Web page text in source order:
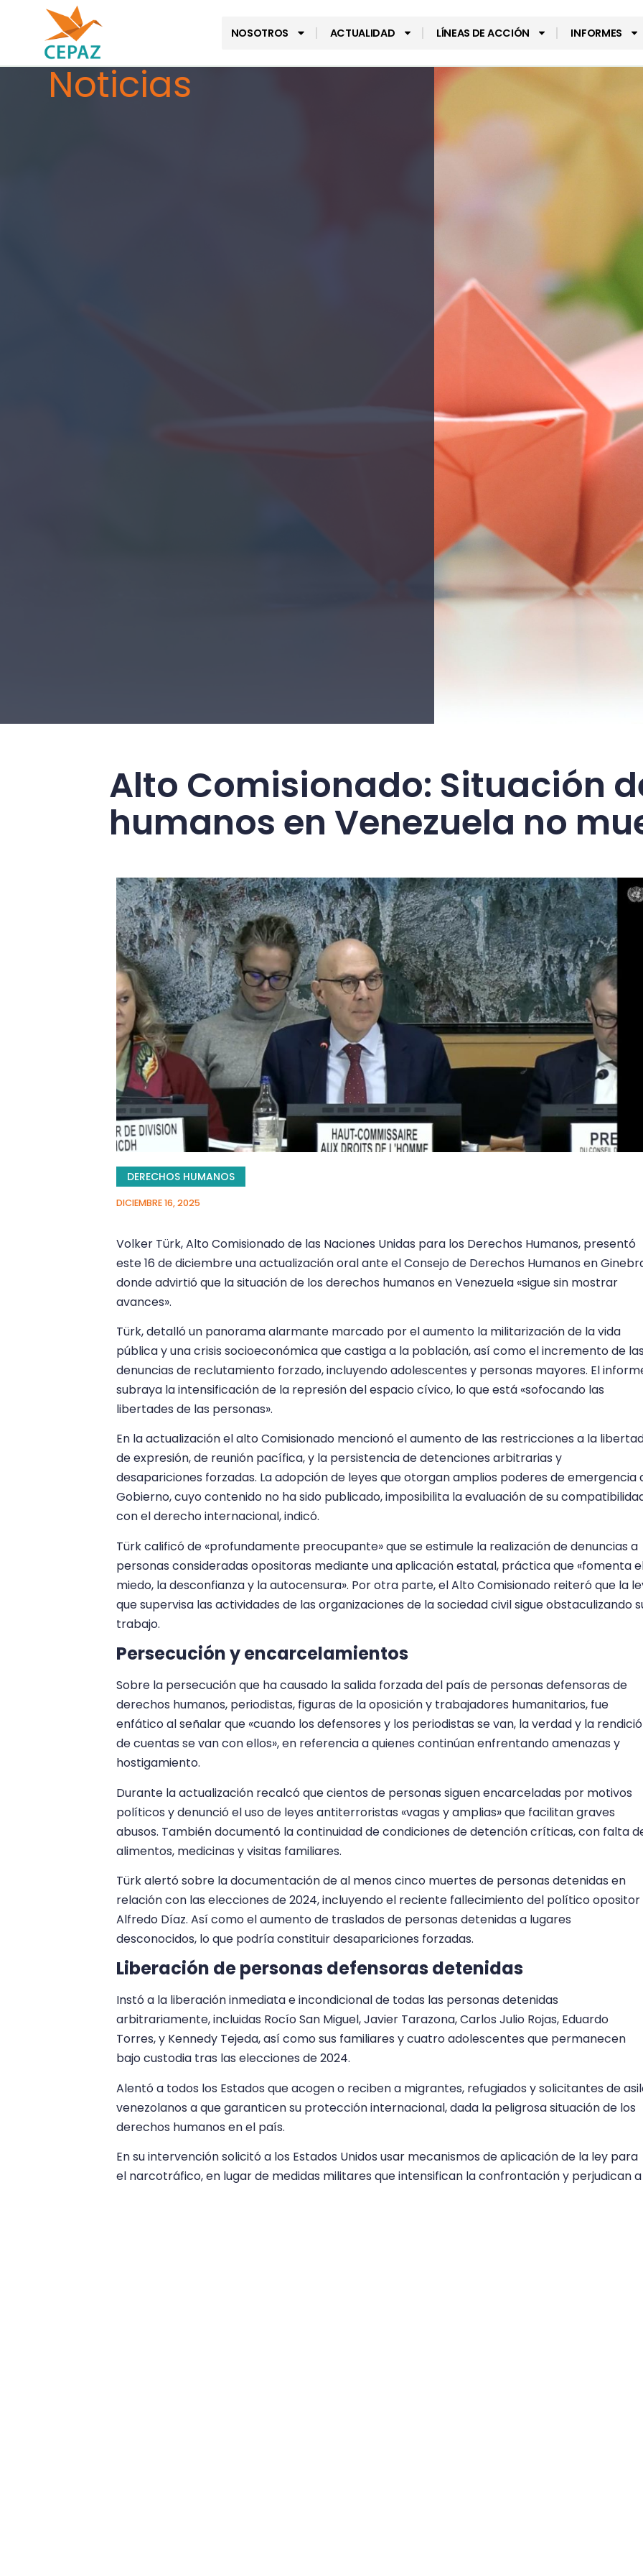
NOSOTROS ACTUALIDAD LÍNEAS DE ACCIÓN INFORMES
Noticias
Alto Comisionado: Situación
humanos en Venezuela no
DERECHOS HUMANOS
DICIEMBRE 16, 2025
Volker Türk, Alto Comisionado de las Naciones Unidas para los Derechos Humanos, presentó
este 16 de diciembre una actualización oral ante el Consejo de Derechos Humanos en
donde advirtió que la situación de los derechos humanos en Venezuela «sigue sin mostrar
avances».
Türk, detalló un panorama alarmante marcado por el aumento la militarización de la vida
pública y una crisis socioeconómica que castiga a la población, así como el incremento de
denuncias de reclutamiento forzado, incluyendo adolescentes y personas mayores. El
subraya la intensificación de la represión del espacio cívico, lo que está «sofocando las
libertades de las personas».
En la actualización el alto Comisionado mencionó el aumento de las restricciones a la
de expresión, de reunión pacífica, y la persistencia de detenciones arbitrarias y
desapariciones forzadas. La adopción de leyes que otorgan amplios poderes de emergencia
Gobierno, cuyo contenido no ha sido publicado, imposibilita la evaluación de su
con el derecho internacional, indicó.
Türk calificó de «profundamente preocupante» que se estimule la realización de denuncias a
personas consideradas opositoras mediante una aplicación estatal, práctica que «fomenta
miedo, la desconfianza y la autocensura». Por otra parte, el Alto Comisionado reiteró que la
que supervisa las actividades de las organizaciones de la sociedad civil sigue obstaculizando
trabajo.
Persecución y encarcelamientos
Sobre la persecución que ha causado la salida forzada del país de personas defensoras de
derechos humanos, periodistas, figuras de la oposición y trabajadores humanitarios, fue
enfático al señalar que «cuando los defensores y los periodistas se van, la verdad y la
de cuentas se van con ellos», en referencia a quienes continúan enfrentando amenazas y
hostigamiento.
Durante la actualización recalcó que cientos de personas siguen encarceladas por motivos
políticos y denunció el uso de leyes antiterroristas «vagas y amplias» que facilitan graves
abusos. También documentó la continuidad de condiciones de detención críticas, con falta
alimentos, medicinas y visitas familiares.
Türk alertó sobre la documentación de al menos cinco muertes de personas detenidas en
relación con las elecciones de 2024, incluyendo el reciente fallecimiento del político opositor
Alfredo Díaz. Así como el aumento de traslados de personas detenidas a lugares
desconocidos, lo que podría constituir desapariciones forzadas.
Liberación de personas defensoras detenidas
Instó a la liberación inmediata e incondicional de todas las personas detenidas
arbitrariamente, incluidas Rocío San Miguel, Javier Tarazona, Carlos Julio Rojas, Eduardo
Torres, y Kennedy Tejeda, así como sus familiares y cuatro adolescentes que permanecen
bajo custodia tras las elecciones de 2024.
Alentó a todos los Estados que acogen o reciben a migrantes, refugiados y solicitantes de
venezolanos a que garanticen su protección internacional, dada la peligrosa situación de los
derechos humanos en el país.
En su intervención solicitó a los Estados Unidos usar mecanismos de aplicación de la ley para
el narcotráfico, en lugar de medidas militares que intensifican la confrontación y perjudican a